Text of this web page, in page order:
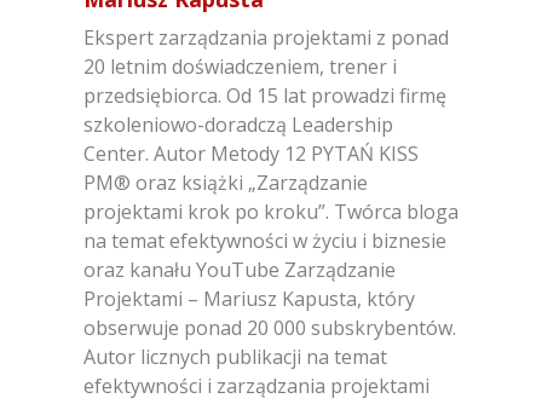
Ekspert zarządzania projektami z ponad
20 letnim doświadczeniem, trener i
przedsiębiorca. Od 15 lat prowadzi firmę
szkoleniowo-doradczą Leadership
Center. Autor Metody 12 PYTAŃ KISS
PM® oraz książki „Zarządzanie
projektami krok po kroku”. Twórca bloga
na temat efektywności w życiu i biznesie
oraz kanału YouTube Zarządzanie
Projektami – Mariusz Kapusta, który
obserwuje ponad 20 000 subskrybentów.
Autor licznych publikacji na temat
efektywności i zarządzania projektami